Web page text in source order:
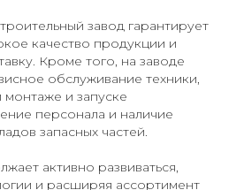
завод гарантирует
качество продукции и
Кроме того, на заводе
обслуживание техники,
и запуске
персонала и наличие
запасных частей.
активно развиваться,
и расширяя ассортимент